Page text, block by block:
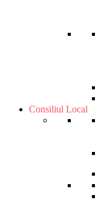
Consiliul Local